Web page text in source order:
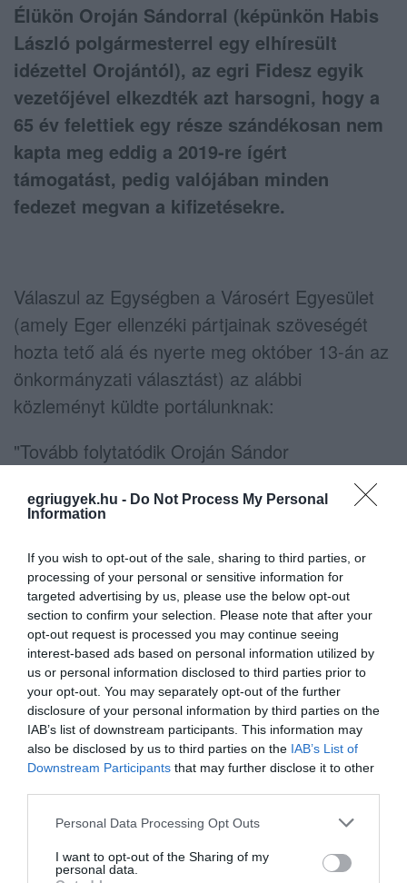
egriugyek.hu - Do Not Process My Personal
Information
If you wish to opt-out of the sale, sharing to third parties, or
processing of your personal or sensitive information for
targeted advertising by us, please use the below opt-out
section to confirm your selection. Please note that after your
opt-out request is processed you may continue seeing
interest-based ads based on personal information utilized by
us or personal information disclosed to third parties prior to
your opt-out. You may separately opt-out of the further
disclosure of your personal information by third parties on the
IAB’s list of downstream participants. This information may
also be disclosed by us to third parties on the IAB’s List of
Downstream Participants that may further disclose it to other
Please note that this website/app uses one or more Google
not limited to your visit or usage behaviour. You may click to
grant or deny consent to Google and its third-party tags to
Personal Data Processing Opt Outs
I want to opt-out of the Sharing of my
personal data.
Élükön Oroján Sándorral (képünkön Habis
László polgármesterrel egy elhíresült
idézettel Orojántól), az egri Fidesz egyik
vezetőjével elkezdték azt harsogni, hogy a
65 év felettiek egy része szándékosan nem
kapta meg eddig a 2019-re ígért
támogatást, pedig valójában minden
fedezet megvan a kifizetésekre.
Válaszul az Egységben a Városért Egyesület
(amely Eger ellenzéki pártjainak szöveségét
hozta tető alá és nyerte meg október 13-án az
önkormányzati választást) az alábbi
közleményt küldte portálunknak:
"Tovább folytatódik Oroján Sándor
hazugságspirálja: az Eger Híreken és a Hír
TV-n megjelent állításaival szemben a 65 év
támogatásához szükséges fedezet nem állt
kellő mértekben rendelkezésre. Tény, hogy az
erre a célra elkülönített 45 millió forintot
jócskán meghaladta a 11 ezer nyugdíjas
támogatása, ráadásul a
10 milliós postaköltségre egyetlen fillért sem
terveztek be.
Ebben az ügyben az Egységben a Városért
Egyesület egyetlen politikai döntést hozott: a
többlet költségek ellenére minden nyugdíjas
még ebben az évben megkapja a támogatást!
A további Orojáni-hazugságok elkerülése